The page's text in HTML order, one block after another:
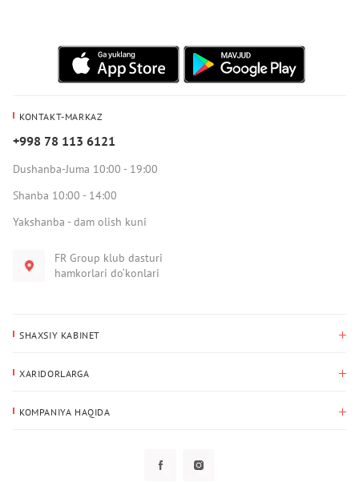
KONTAKT-MARKAZ
+998 78 113 6121
Dushanba-Juma 10:00 - 19:00
Shanba 10:00 - 14:00
Yakshanba - dam olish kuni
FR Group klub dasturi
hamkorlari do‘konlari
SHAXSIY KABINET
Yetkazib berish manzili
XARIDORLARGA
KOMPANIYA HAQIDA